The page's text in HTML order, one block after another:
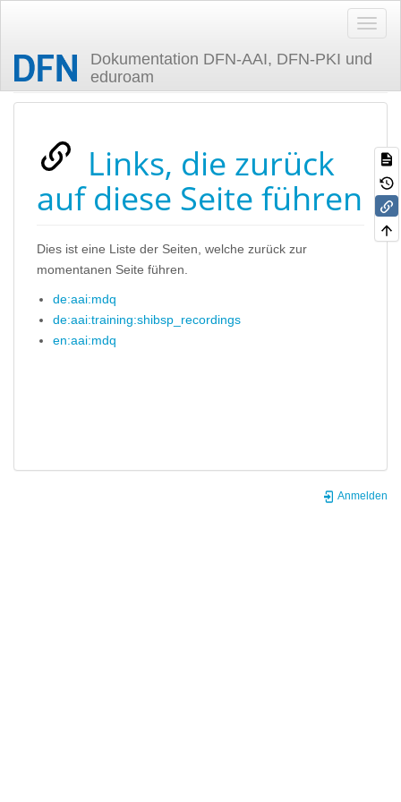
Dokumentation DFN-AAI, DFN-PKI und
eduroam
Zuletzt angesehen
Links, die zurück
auf diese Seite führen
Dies ist eine Liste der Seiten, welche zurück zur
momentanen Seite führen.
de:aai:mdq
de:aai:training:shibsp_recordings
en:aai:mdq
Anmelden